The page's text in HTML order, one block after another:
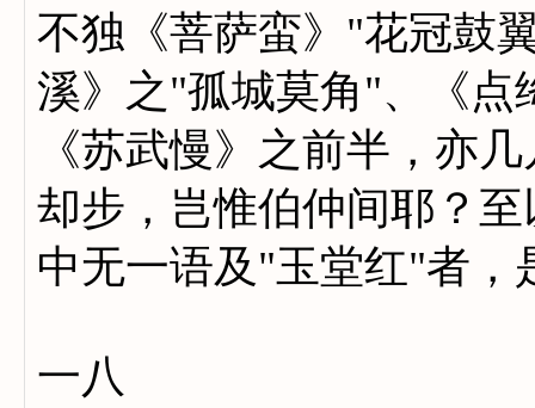
不独《菩萨蛮》"花冠鼓
溪》之"孤城莫角"、《点
《苏武慢》之前半，亦
却步，岂惟伯仲间耶？
中无一语及"玉堂红"者，
一八